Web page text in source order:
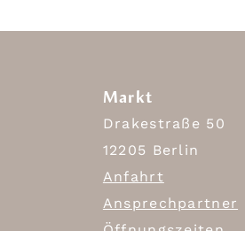
Markt
Drakestraße 50
12205 Berlin
Anfahrt
Ansprechpartner